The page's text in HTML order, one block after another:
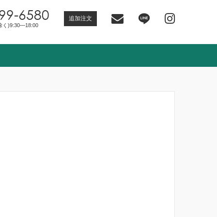
6580
く)9:30―18:00
追加注文